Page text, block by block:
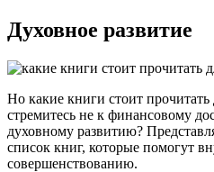
Духовное развитие
Но какие книги стоит
стремитесь не к финансовому
духовному развитию?
список книг, которые помогут
совершенствованию.